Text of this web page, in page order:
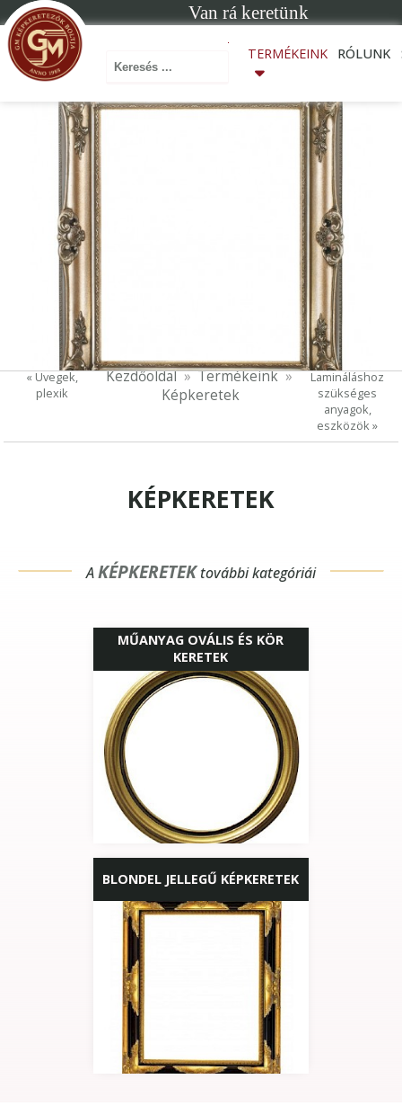
Van rá keretünk
Keresés ...
TERMÉKEINK RÓLUNK
« Üvegek,
plexik
Kezdőoldal
Termékeink
Képkeretek
Lamináláshoz
szükséges
anyagok,
eszközök »
KÉPKERETEK
AKÉPKERETEKtovábbi kategóriái
MŰANYAG OVÁLIS ÉS KÖR
KERETEK
BLONDEL JELLEGŰ KÉPKERETEK